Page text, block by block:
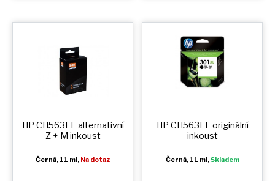
HP CH563EE alternativní
Z + M inkoust
Černá, 11 ml, Na dotaz
HP CH563EE originální
inkoust
Černá, 11 ml,Skladem